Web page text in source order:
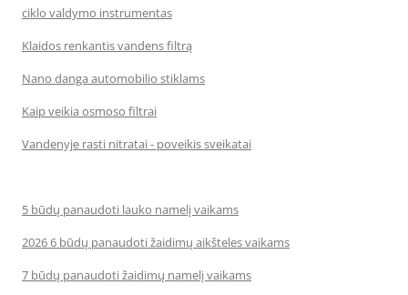
ciklo valdymo instrumentas
Klaidos renkantis vandens filtrą
Nano danga automobilio stiklams
Kaip veikia osmoso filtrai
Vandenyje rasti nitratai - poveikis sveikatai
5 būdų panaudoti lauko namelį vaikams
2026 6 būdų panaudoti žaidimų aikšteles vaikams
7 būdų panaudoti žaidimų namelį vaikams